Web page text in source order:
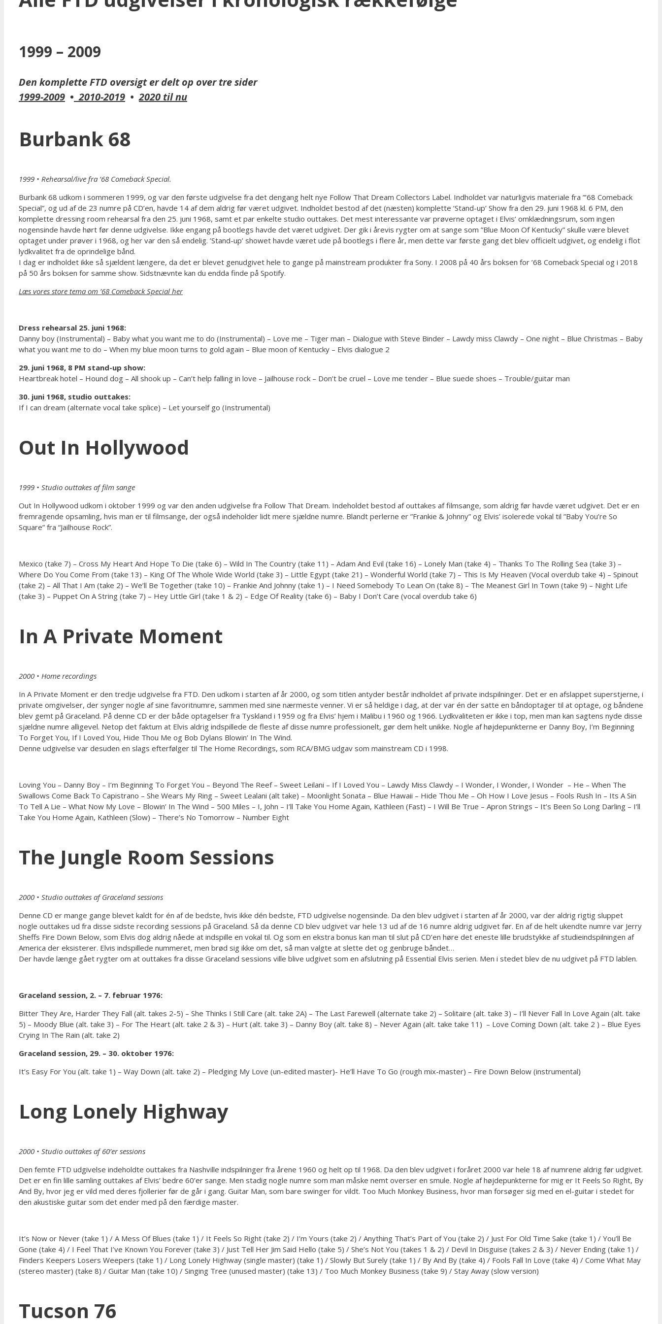
1999 – 2009
Den komplette FTD oversigt er delt op over tre sider
1999-2009 • 2010-2019 •2020 til nu
Burbank 68
1999 • Rehearsal/live fra ’68 Comeback Special.
Burbank 68 udkom i sommeren 1999, og var den første udgivelse fra det dengang helt nye Follow That Dream Collectors Label. Indholdet var naturligvis materiale fra ”’68 Comeback
Special”, og ud af de 23 numre på CD’en, havde 14 af dem aldrig før været udgivet. Indholdet bestod af det (næsten) komplette ‘Stand-up’ Show fra den 29. juni 1968 kl. 6 PM, den
komplette dressing room rehearsal fra den 25. juni 1968, samt et par enkelte studio outtakes. Det mest interessante var prøverne optaget i Elvis’ omklædningsrum, som ingen
nogensinde havde hørt før denne udgivelse. Ikke engang på bootlegs havde det været udgivet. Der gik i årevis rygter om at sange som ”Blue Moon Of Kentucky” skulle være blevet
optaget under prøver i 1968, og her var den så endelig. ’Stand-up’ showet havde været ude på bootlegs i flere år, men dette var første gang det blev officielt udgivet, og endelig i flot
lydkvalitet fra de oprindelige bånd.
I dag er indholdet ikke så sjældent længere, da det er blevet genudgivet hele to gange på mainstream produkter fra Sony. I 2008 på 40 års boksen for ’68 Comeback Special og i 2018
på 50 års boksen for samme show. Sidstnævnte kan du endda finde på Spotify.
Læs vores store tema om ’68 Comeback Special her
Dress rehearsal 25. juni 1968:
Danny boy (Instrumental) – Baby what you want me to do (Instrumental) – Love me – Tiger man – Dialogue with Steve Binder – Lawdy miss Clawdy – One night – Blue Christmas – Baby
what you want me to do – When my blue moon turns to gold again – Blue moon of Kentucky – Elvis dialogue 2
29. juni 1968, 8 PM stand-up show:
Heartbreak hotel – Hound dog – All shook up – Can’t help falling in love – Jailhouse rock – Don’t be cruel – Love me tender – Blue suede shoes – Trouble/guitar man
30. juni 1968, studio outtakes:
If I can dream (alternate vocal take splice) – Let yourself go (Instrumental)
Out In Hollywood
1999 • Studio outtakes af film sange
Out In Hollywood udkom i oktober 1999 og var den anden udgivelse fra Follow That Dream. Indeholdet bestod af outtakes af filmsange, som aldrig før havde været udgivet. Det er en
fremragende opsamling, hvis man er til filmsange, der også indeholder lidt mere sjældne numre. Blandt perlerne er ”Frankie & Johnny” og Elvis’ isolerede vokal til ”Baby You’re So
Square” fra “Jailhouse Rock”.
Mexico (take 7) – Cross My Heart And Hope To Die (take 6) – Wild In The Country (take 11) – Adam And Evil (take 16) – Lonely Man (take 4) – Thanks To The Rolling Sea (take 3) –
Where Do You Come From (take 13) – King Of The Whole Wide World (take 3) – Little Egypt (take 21) – Wonderful World (take 7) – This Is My Heaven (Vocal overdub take 4) – Spinout
(take 2) – All That I Am (take 2) – We’ll Be Together (take 10) – Frankie And Johnny (take 1) – I Need Somebody To Lean On (take 8) – The Meanest Girl In Town (take 9) – Night Life
(take 3) – Puppet On A String (take 7) – Hey Little Girl (take 1 & 2) – Edge Of Reality (take 6) – Baby I Don’t Care (vocal overdub take 6)
In A Private Moment
2000 • Home recordings
In A Private Moment er den tredje udgivelse fra FTD. Den udkom i starten af år 2000, og som titlen antyder består indholdet af private indspilninger. Det er en afslappet superstjerne, i
private omgivelser, der synger nogle af sine favoritnumre, sammen med sine nærmeste venner. Vi er så heldige i dag, at der var én der satte en båndoptager til at optage, og båndene
blev gemt på Graceland. På denne CD er der både optagelser fra Tyskland i 1959 og fra Elvis’ hjem i Malibu i 1960 og 1966. Lydkvaliteten er ikke i top, men man kan sagtens nyde disse
sjældne numre alligevel. Netop det faktum at Elvis aldrig indspillede de fleste af disse numre professionelt, gør dem helt unikke. Nogle af højdepunkterne er Danny Boy, I’m Beginning
To Forget You, If I Loved You, Hide Thou Me og Bob Dylans Blowin’ In The Wind.
Denne udgivelse var desuden en slags efterfølger til The Home Recordings, som RCA/BMG udgav som mainstream CD i 1998.
Loving You – Danny Boy – I’m Beginning To Forget You – Beyond The Reef – Sweet Leilani – If I Loved You – Lawdy Miss Clawdy – I Wonder, I Wonder, I Wonder – He – When The
Swallows Come Back To Capistrano – She Wears My Ring – Sweet Lealani (alt take) – Moonlight Sonata – Blue Hawaii – Hide Thou Me – Oh How I Love Jesus – Fools Rush In – Its A Sin
To Tell A Lie – What Now My Love – Blowin’ In The Wind – 500 Miles – I, John – I’ll Take You Home Again, Kathleen (Fast) – I Will Be True – Apron Strings – It’s Been So Long Darling – I’ll
Take You Home Again, Kathleen (Slow) – There’s No Tomorrow – Number Eight
The Jungle Room Sessions
2000 • Studio outtakes af Graceland sessions
Denne CD er mange gange blevet kaldt for én af de bedste, hvis ikke dén bedste, FTD udgivelse nogensinde. Da den blev udgivet i starten af år 2000, var der aldrig rigtig sluppet
nogle outtakes ud fra disse sidste recording sessions på Graceland. Så da denne CD blev udgivet var hele 13 ud af de 16 numre aldrig udgivet før. En af de helt ukendte numre var Jerry
Sheffs Fire Down Below, som Elvis dog aldrig nåede at indspille en vokal til. Og som en ekstra bonus kan man til slut på CD’en høre det eneste lille brudstykke af studieindspilningen af
America der eksisterer. Elvis indspillede nummeret, men brød sig ikke om det, så man valgte at slette det og genbruge båndet…
Der havde længe gået rygter om at outtakes fra disse Graceland sessions ville blive udgivet som en afslutning på Essential Elvis serien. Men i stedet blev de nu udgivet på FTD lablen.
Graceland session, 2. – 7. februar 1976:
Bitter They Are, Harder They Fall (alt. takes 2-5) – She Thinks I Still Care (alt. take 2A) – The Last Farewell (alternate take 2) – Solitaire (alt. take 3) – I’ll Never Fall In Love Again (alt. take
5) – Moody Blue (alt. take 3) – For The Heart (alt. take 2 & 3) – Hurt (alt. take 3) – Danny Boy (alt. take 8) – Never Again (alt. take take 11) – Love Coming Down (alt. take 2 ) – Blue Eyes
Crying In The Rain (alt. take 2)
Graceland session, 29. – 30. oktober 1976:
It’s Easy For You (alt. take 1) – Way Down (alt. take 2) – Pledging My Love (un-edited master)- He’ll Have To Go (rough mix-master) – Fire Down Below (instrumental)
Long Lonely Highway
2000 • Studio outtakes af 60’er sessions
Den femte FTD udgivelse indeholdte outtakes fra Nashville indspilninger fra årene 1960 og helt op til 1968. Da den blev udgivet i foråret 2000 var hele 18 af numrene aldrig før udgivet.
Det er en fin lille samling outtakes af Elvis’ bedre 60’er sange. Men stadig nogle numre som man måske nemt overser en smule. Nogle af højdepunkterne for mig er It Feels So Right, By
And By, hvor jeg er vild med deres fjollerier før de går i gang. Guitar Man, som bare swinger for vildt. Too Much Monkey Business, hvor man forsøger sig med en el-guitar i stedet for
den akustiske guitar som det ender med på den færdige master.
It’s Now or Never (take 1) / A Mess Of Blues (take 1) / It Feels So Right (take 2) / I’m Yours (take 2) / Anything That’s Part of You (take 2) / Just For Old Time Sake (take 1) / You’ll Be
Gone (take 4) / I Feel That I’ve Known You Forever (take 3) / Just Tell Her Jim Said Hello (take 5) / She’s Not You (takes 1 & 2) / Devil In Disguise (takes 2 & 3) / Never Ending (take 1) /
Finders Keepers Losers Weepers (take 1) / Long Lonely Highway (single master) (take 1) / Slowly But Surely (take 1) / By And By (take 4) / Fools Fall In Love (take 4) / Come What May
(stereo master) (take 8) / Guitar Man (take 10) / Singing Tree (unused master) (take 13) / Too Much Monkey Business (take 9) / Stay Away (slow version)
Tucson 76